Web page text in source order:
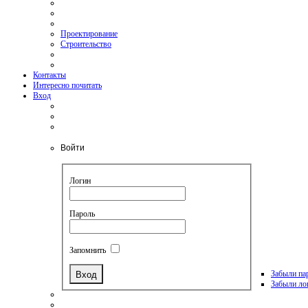
Проектирование
Строительство
Контакты
Интересно почитать
Вход
Войти
Логин
Пароль
Запомнить
Забыли
Забыли